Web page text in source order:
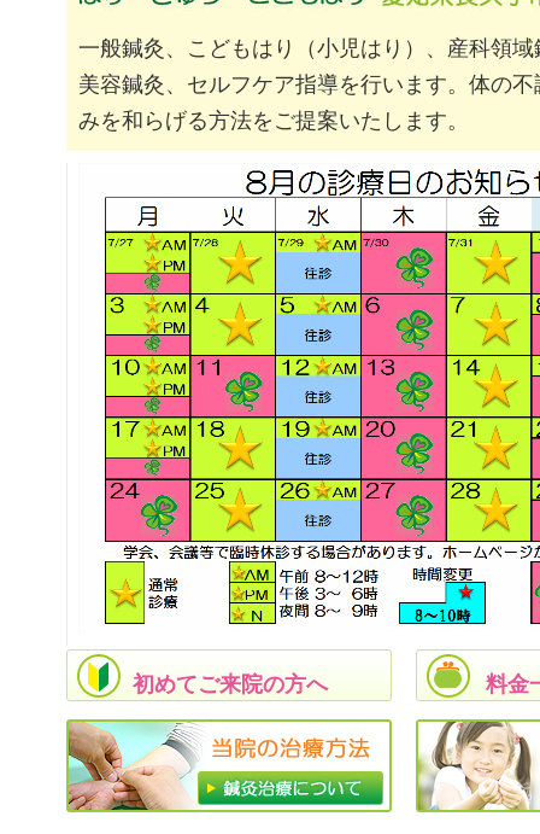
一般鍼灸、こどもはり（小児はり）、産科領域
美容鍼灸、セルフケア指導を行います。体の不
みを和らげる方法をご提案いたします。
初めてご来院の方へ 料金